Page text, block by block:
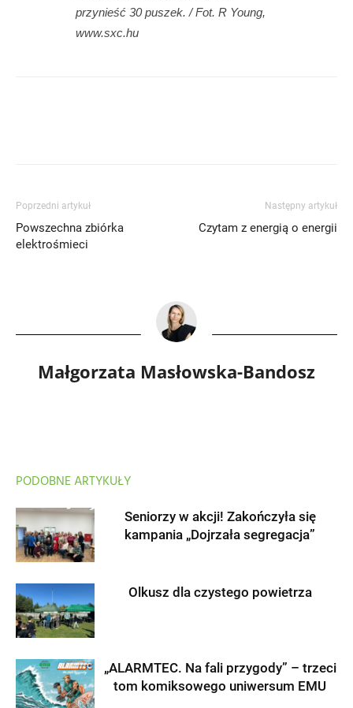
przynieść 30 puszek. / Fot. R Young,
www.sxc.hu
Poprzedni artykuł
Powszechna zbiórka
elektrośmieci
Następny artykuł
Czytam z energią o energii
Małgorzata Masłowska-Bandosz
PODOBNE ARTYKUŁY
Seniorzy w akcji! Zakończyła się
kampania „Dojrzała segregacja”
Olkusz dla czystego powietrza
„ALARMTEC. Na fali przygody” – trzeci
tom komiksowego uniwersum EMU